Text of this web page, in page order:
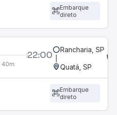
Embarque
direto
22:00
40m
Rancharia, SP
Quatá, SP
Embarque
direto